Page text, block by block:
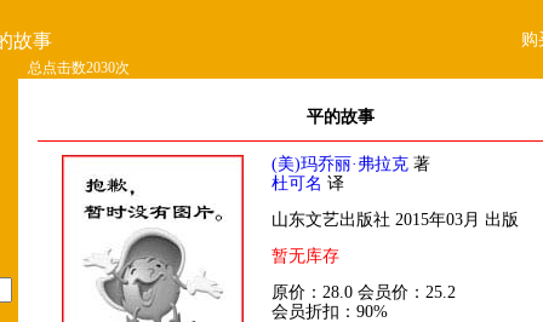
故事
总点击数2030次
平的故事
(美)玛乔丽·弗拉克 著
杜可名 译
山东文艺出版社 2015年03月 出版
暂无库存
原价：28.0 会员价：25.2
会员折扣：90%